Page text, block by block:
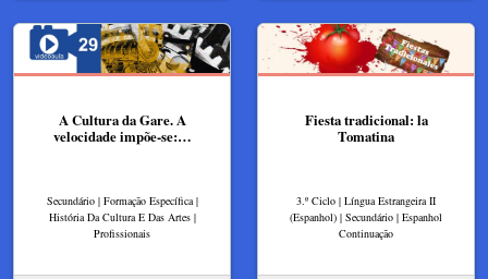
A Cultura da Gare. A
velocidade impõe-se:…
Secundário | Formação Específica |
História Da Cultura E Das Artes |
Profissionais
Fiesta tradicional: la
Tomatina
3.º Ciclo | Língua Estrangeira II
(Espanhol) | Secundário | Espanhol
Continuação